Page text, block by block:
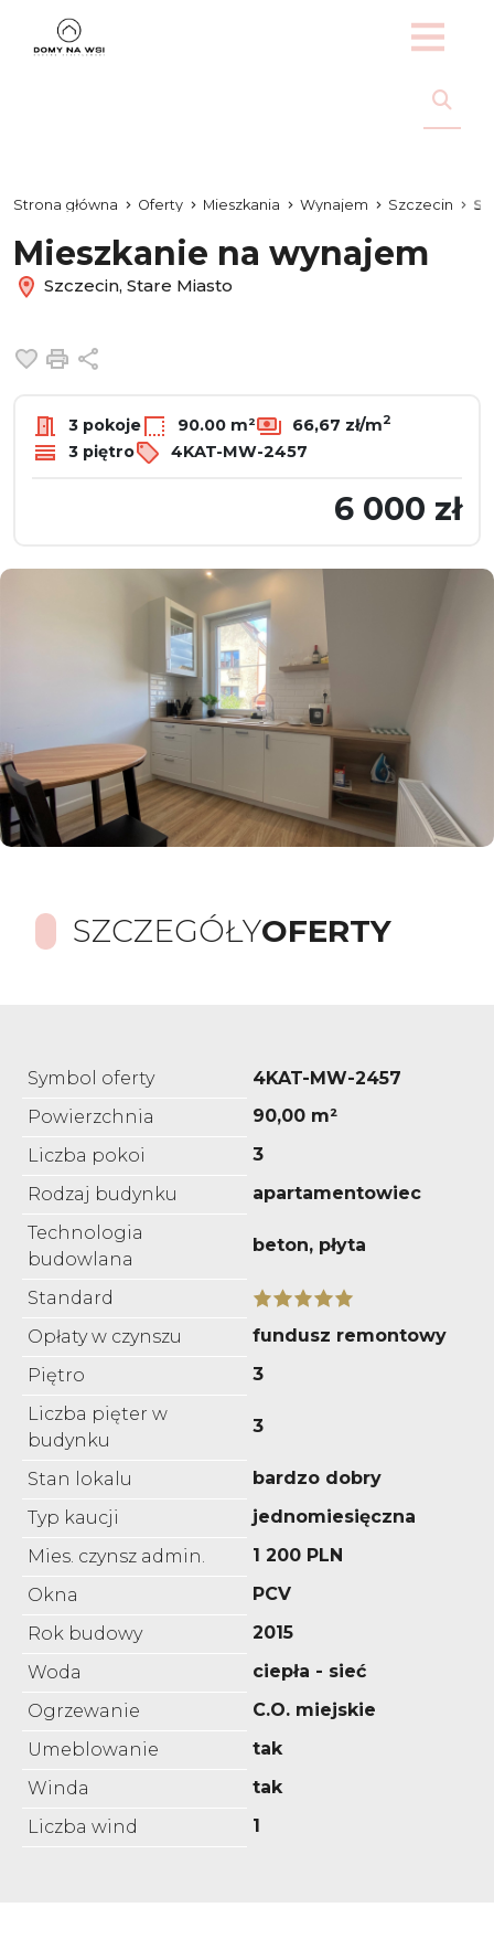
Strona główna Oferty Mieszkania Wynajem Szczecin
Mieszkanie na wynajem
Szczecin, Stare Miasto
Dodaj do ulubionych
Drukuj
3 pokoje 90.00 m² 66,67 zł/m2
3 piętro 4KAT-MW-2457
6 000 zł
SZCZEGÓŁYOFERTY
Symbol oferty
4KAT-MW-2457
Powierzchnia
90,00 m²
Liczba pokoi
3
Rodzaj budynku
apartamentowiec
Technologia
budowlana
beton, płyta
Standard
Opłaty w czynszu
fundusz remontowy
Piętro
3
Liczba pięter w
budynku
3
Stan lokalu
bardzo dobry
Typ kaucji
jednomiesięczna
Mies. czynsz admin.
1 200 PLN
Okna
PCV
Rok budowy
2015
Woda
ciepła - sieć
Ogrzewanie
C.O. miejskie
Umeblowanie
tak
Winda
tak
Liczba wind
1